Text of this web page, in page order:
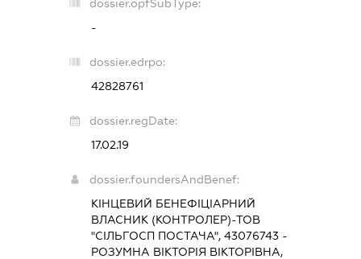
dossier.opfSubType:
-
dossier.edrpo:
42828761
dossier.regDate:
17.02.19
dossier.foundersAndBenef:
КІНЦЕВИЙ БЕНЕФІЦІАРНИЙ
ВЛАСНИК (КОНТРОЛЕР)-ТОВ
"СІЛЬГОСП ПОСТАЧА", 43076743 -
РОЗУМНА ВІКТОРІЯ ВІКТОРІВНА,